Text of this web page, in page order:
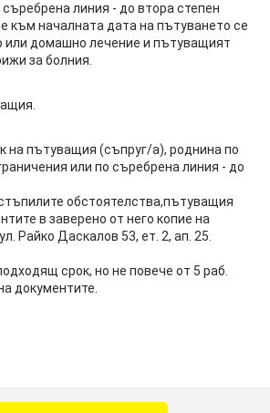
линия - до втора степен
към началната дата на пътуването се
или домашно лечение и пътуващият
за болния.
на пътуващия (съпруг/а), роднина по
или по съребрена линия - до
обстоятелства,пътуващия
в заверено от него копие на
Райко Даскалов 53, ет. 2, ап. 25.
срок, но не повече от 5 раб.
документите.